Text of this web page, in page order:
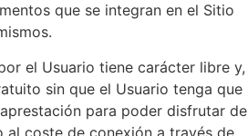
que se integran en el Sitio
el Usuario tiene carácter libre y,
sin que el Usuario tenga que
para poder disfrutar de
al coste de conexión a través de